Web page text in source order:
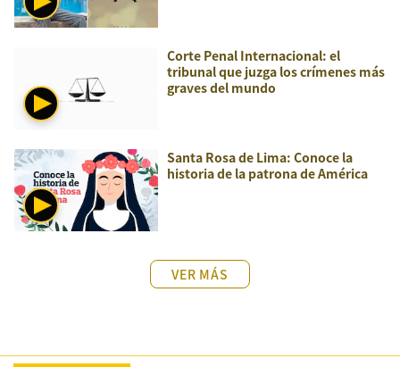
Corte Penal Internacional: el
tribunal que juzga los crímenes más
graves del mundo
Santa Rosa de Lima: Conoce la
historia de la patrona de América
VER MÁS